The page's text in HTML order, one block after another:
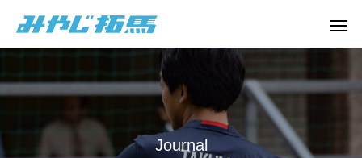
Journal